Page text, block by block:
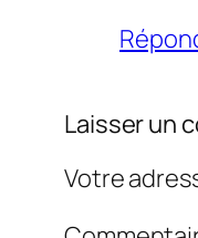
Laisser un
Votre